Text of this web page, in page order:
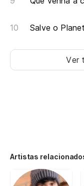
Salve o
Ver
Artistas